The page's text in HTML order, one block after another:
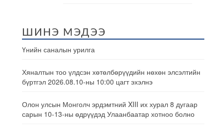
ШИНЭ МЭДЭЭ
Үнийн саналын урилга
Хяналтын тоо үлдсэн хөтөлбөрүүдийн нөхөн элсэлтийн
бүртгэл 2026.08.10-ны 10:00 цагт эхэлнэ
Олон улсын Монголч эрдэмтний XIII их хурал 8 дугаар
сарын 10-13-ны өдрүүдэд Улаанбаатар хотноо болно